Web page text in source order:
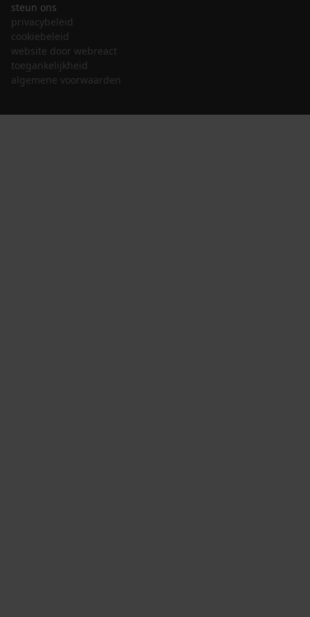
steun ons
privacybeleid
cookiebeleid
website door webreact
toegankelijkheid
algemene voorwaarden